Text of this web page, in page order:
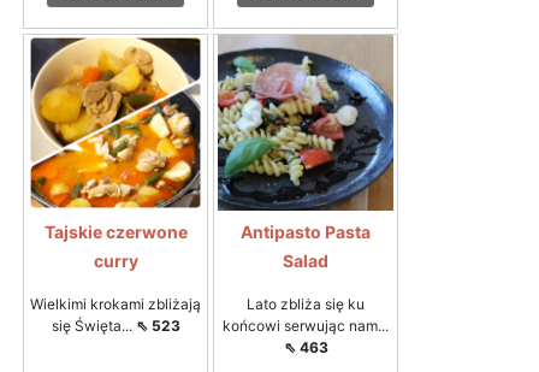
Tajskie czerwone
curry
Wielkimi krokami zbliżają
się Święta... ⇖ 523
Antipasto Pasta
Salad
Lato zbliża się ku
końcowi serwując nam...
⇖ 463